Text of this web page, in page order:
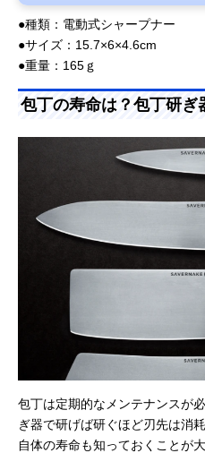
●種類：電動式シャープナー
●サイズ：15.7×6×4.6cm
●重量：165ｇ
包丁の寿命は？包丁研ぎ
包丁は定期的なメンテナンスが
ぎ器で研げば研ぐほど刃先は消
自体の寿命も知っておくことが大